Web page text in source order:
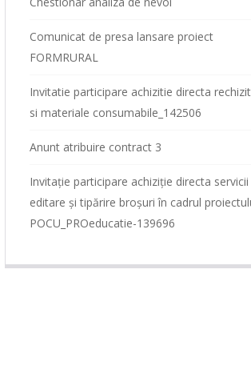
Comunicat de presa lansare proiect
FORMRURAL
Invitatie participare achizitie directa
si materiale consumabile_142506
Anunt atribuire contract 3
Invitație participare achiziție directa servicii
editare și tipărire broșuri în cadrul
POCU_PROeducatie-139696